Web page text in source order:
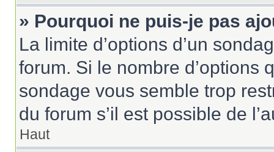
» Pourquoi ne puis-je pas
La limite d’options d’un
forum. Si le nombre d’options
sondage vous semble trop
du forum s’il est possible de
Haut